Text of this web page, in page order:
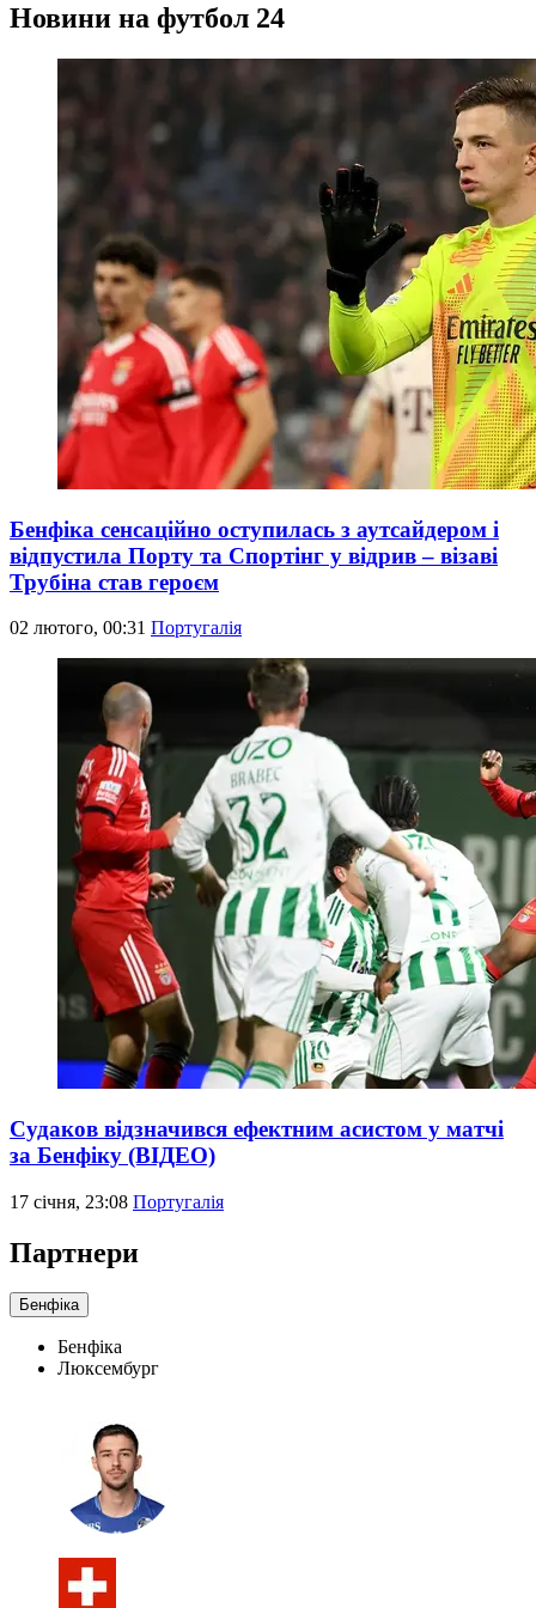
Новини на футбол 24
Бенфіка сенсаційно оступилась з аутсайдером і
відпустила Порту та Спортінг у відрив – візаві
Трубіна став героєм
02 лютого, 00:31 Португалія
Судаков відзначився ефектним асистом у матчі
за Бенфіку (ВІДЕО)
17 січня, 23:08 Португалія
Партнери
Бенфіка
Бенфіка
Люксембург